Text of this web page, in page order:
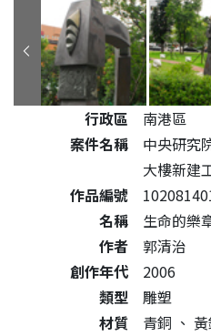
公共藝術作品詳細資料
行政區
南港區
案件名稱
中央研究
大樓新建
作品編號
名稱
生命的樂
作者
郭清治
創作年代
2006
類型
雕塑
材質
青銅 、